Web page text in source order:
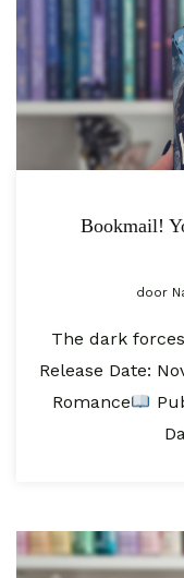
Bookmail!
door
The dark
Release Date:
Romance